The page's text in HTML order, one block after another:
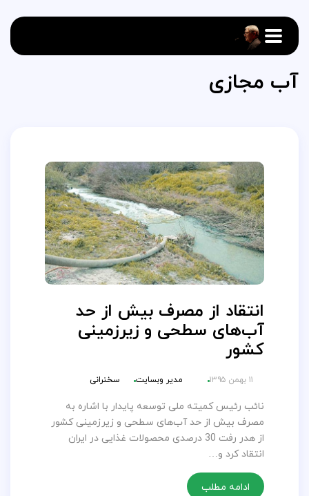
آب مجازی
انتقاد از مصرف بیش از حد
آب‌های سطحی و زیرزمینی
کشور
۱۱ بهمن ۱۳۹۵ مدیر وبسایت سخنرانی
نائب رئیس کمیته ملی توسعه پایدار با اشاره به
مصرف بیش از حد آب‌های سطحی و زیرزمینی کشور
از هدر رفت 30 درصدی محصولات غذایی در ایران
انتقاد کرد و…
ادامه مطلب